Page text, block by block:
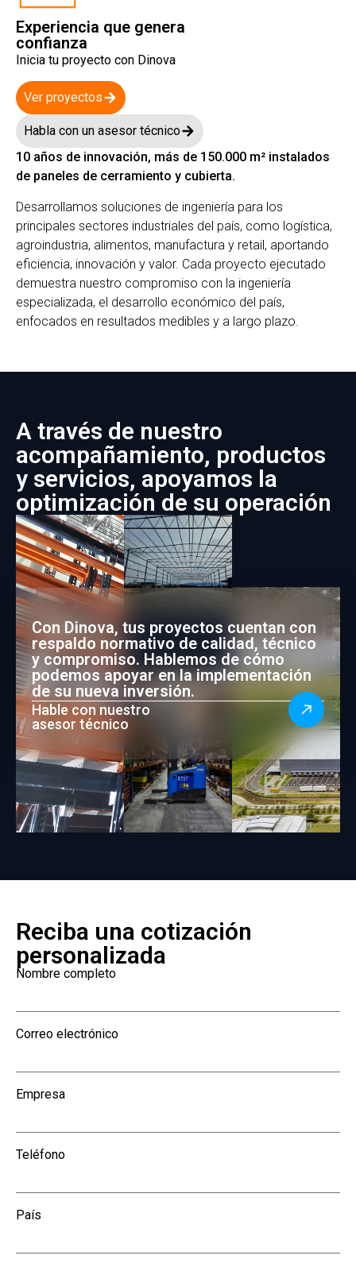
Experiencia que genera
confianza
Inicia tu proyecto con Dinova
Ver proyectos
Habla con un asesor técnico
10 años de innovación, más de 150.000 m² instalados
de paneles de cerramiento y cubierta.
Desarrollamos soluciones de ingeniería para los
principales sectores industriales del país, como logística,
agroindustria, alimentos, manufactura y retail, aportando
eficiencia, innovación y valor. Cada proyecto ejecutado
demuestra nuestro compromiso con la ingeniería
especializada, el desarrollo económico del país,
enfocados en resultados medibles y a largo plazo.
A través de nuestro
acompañamiento, productos
y servicios, apoyamos la
optimización de su operación
Con Dinova, tus proyectos cuentan con
respaldo normativo de calidad, técnico
y compromiso. Hablemos de cómo
podemos apoyar en la implementación
de su nueva inversión.
Hable con nuestro
asesor técnico
Reciba una cotización
personalizada
Nombre completo
Correo electrónico
Empresa
Teléfono
País